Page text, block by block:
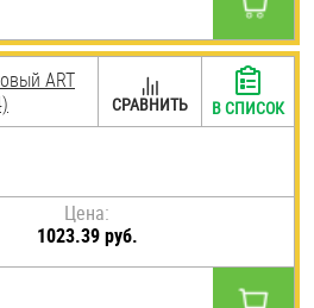
ART
Цена:
1023.39 руб.
СРАВНИТЬ В СПИСОК